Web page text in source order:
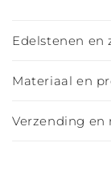
k
l
p
Edelstenen en
Materiaal en
Verzending en